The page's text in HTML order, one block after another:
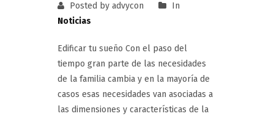
Posted by advycon
In
Noticias
Edificar tu sueño Con el paso del
tiempo gran parte de las necesidades
de la familia cambia y en la mayoría de
casos esas necesidades van asociadas a
las dimensiones y características de la